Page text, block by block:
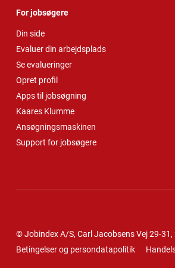
For jobsøgere
Din side
Evaluer din arbejdsplads
Se evalueringer
Opret profil
Apps til jobsøgning
Kaares Klumme
Ansøgningsmaskinen
Support for jobsøgere
© Jobindex A/S, Carl Jacobsens Vej 29-31,
Betingelser og persondatapolitik